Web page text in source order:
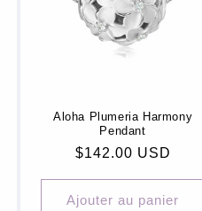
Aloha Plumeria Harmony
Pendant
Prix
$142.00 USD
Ajouter au panier